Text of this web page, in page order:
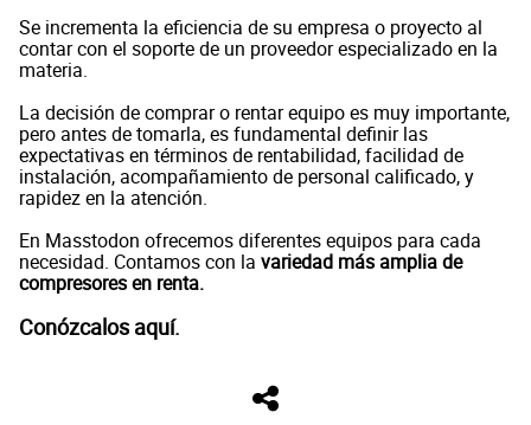
Se incrementa la eficiencia de su empresa o proyecto al
contar con el soporte de un proveedor especializado en la
materia.
La decisión de comprar o rentar equipo es muy importante,
pero antes de tomarla, es fundamental definir las
expectativas en términos de rentabilidad, facilidad de
instalación, acompañamiento de personal calificado, y
rapidez en la atención.
En Masstodon ofrecemos diferentes equipos para cada
necesidad. Contamos con la variedad más amplia de
compresores en renta.
Conózcalos aquí.